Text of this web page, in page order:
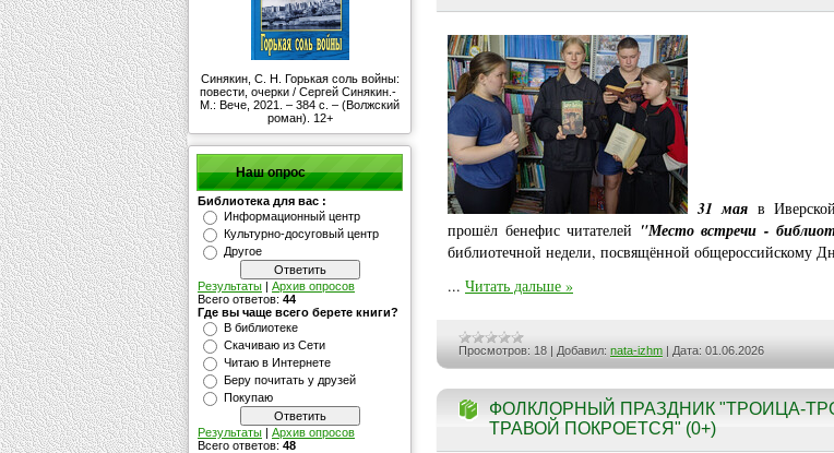
Синякин, С. Н. Горькая соль войны:
повести, очерки / Сергей Синякин.-
М.: Вече, 2021. – 384 с. – (Волжский
роман). 12+
Наш опрос
Библиотека для вас :
Информационный центр
Культурно-досуговый центр
Другое
Результаты | Архив опросов
Всего ответов: 44
Где вы чаще всего берете книги?
В библиотеке
Скачиваю из Сети
Читаю в Интернете
Беру почитать у друзей
Покупаю
Результаты | Архив опросов
Всего ответов: 48
31 мая в
прошёл бенефис читателей "Место встречи -
библиотечной недели, посвящённой общероссийскому
... Читать дальше »
Просмотров: 18 Добавил: nata-izhm Дата: 01.06.2026
ФОЛКЛОРНЫЙ ПРАЗДНИК "ТРОИЦА-
ТРАВОЙ ПОКРОЕТСЯ" (0+)